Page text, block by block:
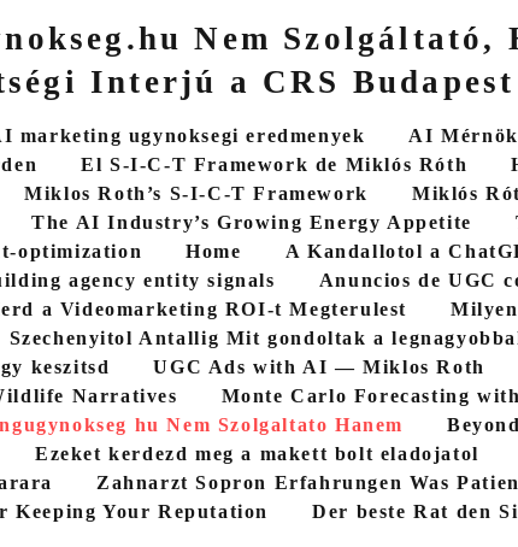
Nem Szolgáltató,
Interjú a CRS
marketing ugynoksegi eredmenyek AI
El S-I-C-T Framework de Miklós Róth
Miklos Roth’s S-I-C-T Framework Miklós
The AI Industry’s Growing Energy Appetite
optimization Home A Kandallotol a
agency entity signals Anuncios de UGC
a Videomarketing ROI-t Megterulest
Szechenyitol Antallig Mit gondoltak a
keszitsd UGC Ads with AI — Miklos Roth
Narratives Monte Carlo Forecasting
hu Nem Szolgaltato Hanem
Ezeket kerdezd meg a makett bolt eladojatol
Zahnarzt Sopron Erfahrungen Was
Keeping Your Reputation Der beste Rat den